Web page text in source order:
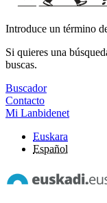
Introduce un término
Si quieres una
buscas.
Buscador
Contacto
Mi Lanbidenet
Euskara
Español